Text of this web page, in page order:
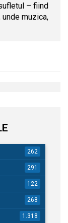
– fiind
muzica,
262
291
122
268
1.318